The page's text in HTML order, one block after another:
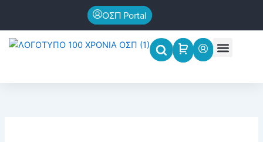
ΟΣΠ Portal
Menu